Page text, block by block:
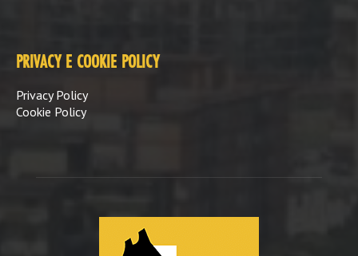
PRIVACY E COOKIE POLICY
Privacy Policy
Cookie Policy